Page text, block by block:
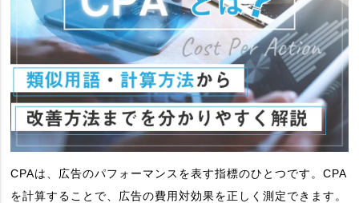
CPAは、広告のパフォーマンスを表す指標のひとつです。CPA
を計算することで、広告の費用対効果を正しく測定できます。